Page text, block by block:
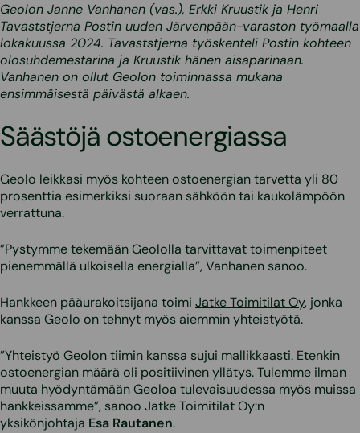
Geolon Janne Vanhanen (vas.), Erkki Kruustik ja Henri
Tavaststjerna Postin uuden Järvenpään-varaston työmaalla
lokakuussa 2024. Tavaststjerna työskenteli Postin kohteen
olosuhdemestarina ja Kruustik hänen aisaparinaan.
Vanhanen on ollut Geolon toiminnassa mukana
ensimmäisestä päivästä alkaen.
Säästöjä ostoenergiassa
Geolo leikkasi myös kohteen ostoenergian tarvetta yli 80
prosenttia esimerkiksi suoraan sähköön tai kaukolämpöön
verrattuna.
”Pystymme tekemään Geololla tarvittavat toimenpiteet
pienemmällä ulkoisella energialla”, Vanhanen sanoo.
Hankkeen pääurakoitsijana toimi Jatke Toimitilat Oy, jonka
kanssa Geolo on tehnyt myös aiemmin yhteistyötä.
”Yhteistyö Geolon tiimin kanssa sujui mallikkaasti. Etenkin
ostoenergian määrä oli positiivinen yllätys. Tulemme ilman
muuta hyödyntämään Geoloa tulevaisuudessa myös muissa
hankkeissamme”, sanoo Jatke Toimitilat Oy:n
yksikönjohtaja Esa Rautanen.